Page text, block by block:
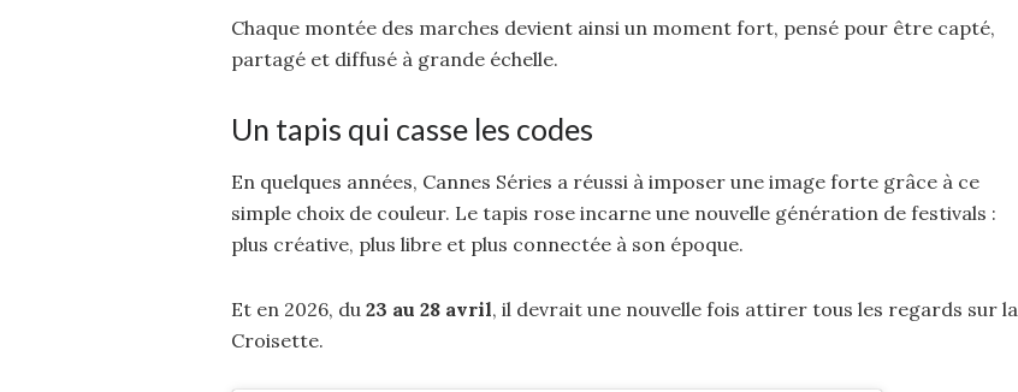
Chaque montée des marches devient ainsi un moment fort, pensé pour être capté,
partagé et diffusé à grande échelle.
Un tapis qui casse les codes
En quelques années, Cannes Séries a réussi à imposer une image forte grâce à ce
simple choix de couleur. Le tapis rose incarne une nouvelle génération de festivals :
plus créative, plus libre et plus connectée à son époque.
Et en 2026, du 23 au 28 avril, il devrait une nouvelle fois attirer tous les regards sur la
Croisette.